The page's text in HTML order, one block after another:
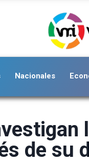
Nacionales
de su